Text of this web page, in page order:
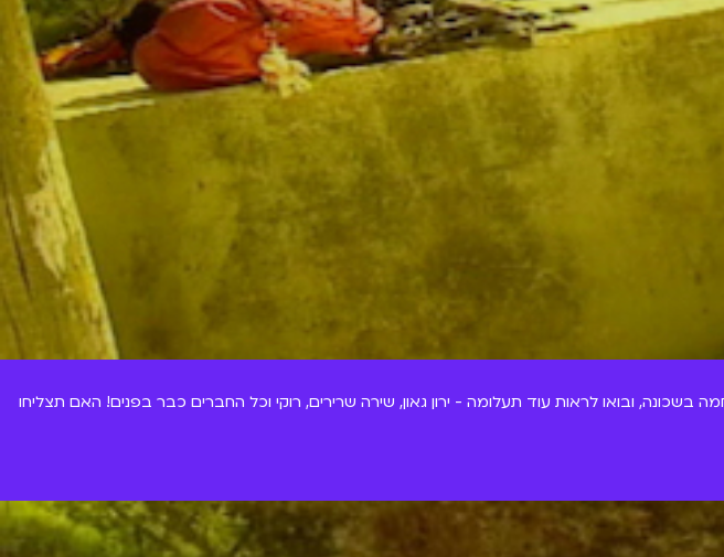
ובואו לראות עוד תעלומה - ירון גאון, שירה שרירים, רוקי וכל החברים כבר בפנים! האם תצליחו